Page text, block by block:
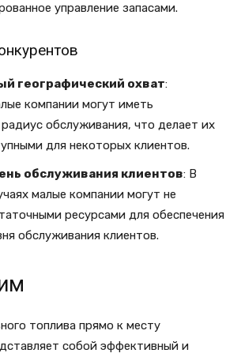
управление запасами.
географический охват:
компании могут иметь
обслуживания, что делает их
для некоторых клиентов.
обслуживания клиентов: В
малые компании могут не
ресурсами для обеспечения
обслуживания клиентов.
топлива прямо к месту
собой эффективный и